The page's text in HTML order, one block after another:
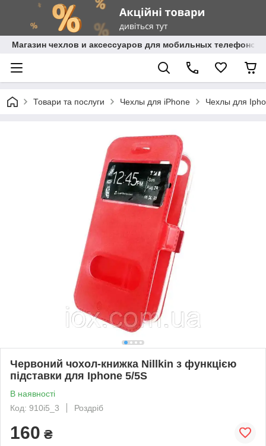
Магазин чехлов и аксессуаров для мобильных телефонов
Товари та послуги Чехлы для iPhone Чехлы для
Червоний чохол-книжка Nillkin з функцією
підставки для Iphone 5/5S
В наявності
Код: 910i5_3
Роздріб
160 ₴